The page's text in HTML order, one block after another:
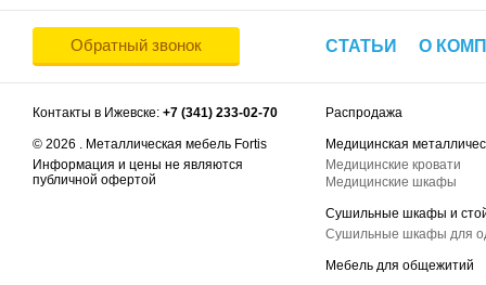
Обратный звонок СТАТЬИ О
Контакты в Ижевске: +7 (341) 233-02-70
© 2026 . Металлическая мебель Fortis
Информация и цены не являются
публичной офертой
Распродажа
Медицинская
Медицинские кровати
Медицинские шкафы
Сушильные шкафы и
Сушильные шкафы для
Мебель для общежитий